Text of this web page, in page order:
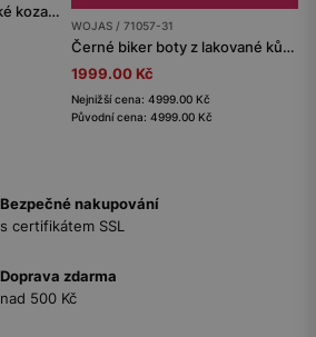
Vysoké šněrovací dámské kozačky na silné podrážce
WOJAS / 71057-31
Černé biker boty z lakované kůže Florentic
1999.00 Kč
Nejnižší cena: 4999.00 Kč
Původní cena: 4999.00 Kč
Bezpečné nakupování
s certifikátem SSL
Doprava zdarma
nad 500 Kč